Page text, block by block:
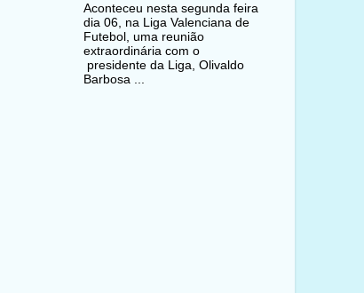
Aconteceu nesta segunda feira
dia 06, na Liga Valenciana de
Futebol, uma reunião
extraordinária com o
presidente da Liga, Olivaldo
Barbosa ...